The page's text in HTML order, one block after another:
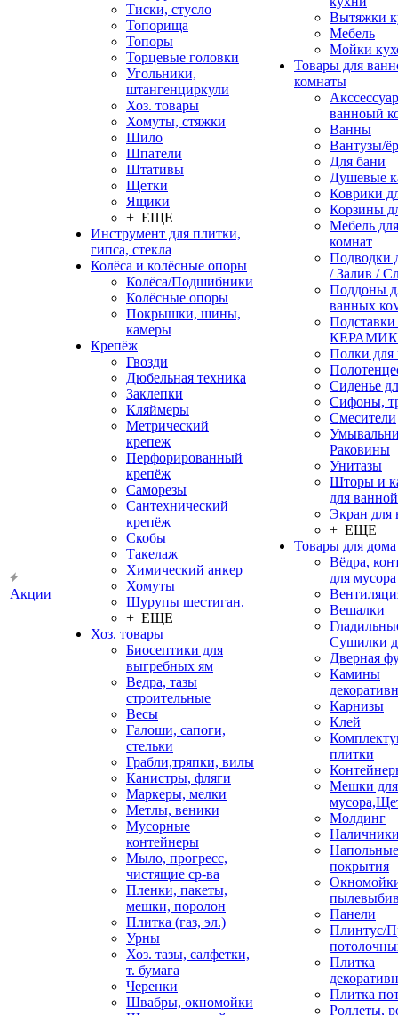
Акции
Тиски, стусло
Топорища
Топоры
Торцевые головки
Угольники,
штангенциркули
Хоз. товары
Хомуты, стяжки
Шило
Шпатели
Штативы
Щетки
Ящики
+ ЕЩЕ
Инструмент для плитки,
гипса, стекла
Колёса и колёсные опоры
Колёса/Подшибники
Колёсные опоры
Покрышки, шины,
камеры
Крепёж
Гвозди
Дюбельная техника
Заклепки
Кляймеры
Метрический
крепеж
Перфорированный
крепёж
Саморезы
Сантехнический
крепёж
Скобы
Такелаж
Химический анкер
Хомуты
Шурупы шестиган.
+ ЕЩЕ
Хоз. товары
Биосептики для
выгребных ям
Ведра, тазы
строительные
Весы
Галоши, сапоги,
стельки
Грабли,тряпки, вилы
Канистры, фляги
Маркеры, мелки
Метлы, веники
Мусорные
контейнеры
Мыло, прогресс,
чистящие ср-ва
Пленки, пакеты,
мешки, поролон
Плитка (газ, эл.)
Урны
Хоз. тазы, салфетки,
т. бумага
Черенки
Швабры, окномойки
Вытяжки
Мебель
Мойки
Товары для
комнаты
ванноый
Ванны
Вантузы/
Для бани
Душевые
Коврики
Корзины
Мебель
комнат
Подводки
/ Залив /
Поддоны
ванных
Полки для
Сиденье
Сифоны,
Смесители
Раковины
Унитазы
Шторы и
для ванной
Экран для
+ ЕЩЕ
Товары для дома
Вёдра,
для мусора
Вешалки
Сушилки
Дверная
Камины
Карнизы
Клей
плитки
Мешки для
Молдинг
Напольные
покрытия
Панели
Плинтус/
Плитка
Плитка
Роллеты,